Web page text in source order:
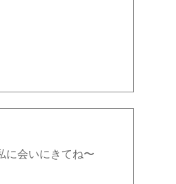
に会いにきてね〜